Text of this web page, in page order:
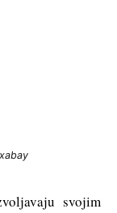
svojim